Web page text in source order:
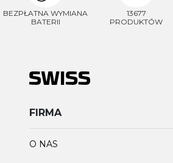
BEZPŁATNA WYMIANA
BATERII
13677
PRODUKTÓW
FIRMA
O NAS